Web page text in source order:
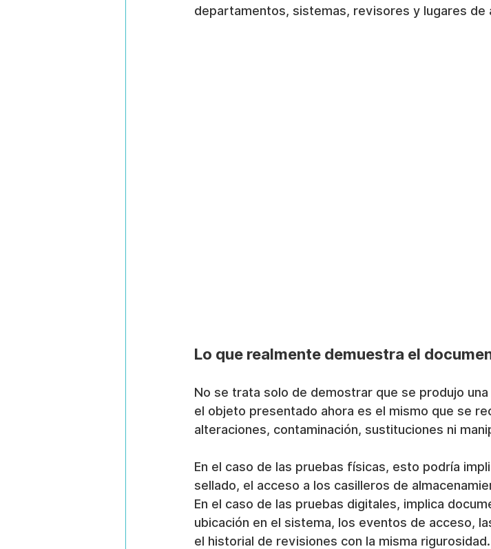
departamentos, sistemas, revisores y lugares de
Lo que realmente demuestra el
No se trata solo de demostrar que se produjo
el objeto presentado ahora es el mismo que se
alteraciones, contaminación, sustituciones ni
En el caso de las pruebas físicas, esto podría
sellado, el acceso a los casilleros de
En el caso de las pruebas digitales, implica
ubicación en el sistema, los eventos de acceso,
el historial de revisiones con la misma rigurosidad.